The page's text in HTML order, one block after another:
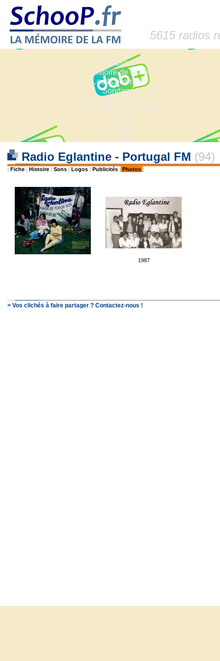
5615 radios
Accueil
Dossiers
Histoire de la FM
Les fiches radio
Sondages
Anciennes fréquences
Fréquences actuelles
Lexique
Liens
Contact
Radio Eglantine - Portugal FM (94)
| Fiche | Histoire | Sons | Logos | Publicités | Photos |
1987
> Vos clichés à faire partager ? Contactez-nous !